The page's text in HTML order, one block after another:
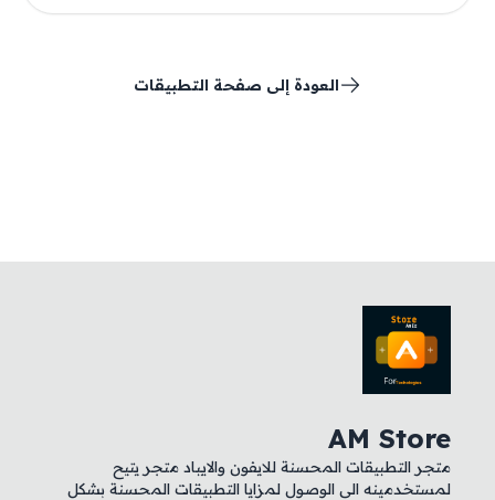
العودة إلى صفحة التطبيقات
AM Store
متجر التطبيقات المحسنة للايفون والايباد متجر يتيح
لمستخدمينه الى الوصول لمزايا التطبيقات المحسنة بشكل